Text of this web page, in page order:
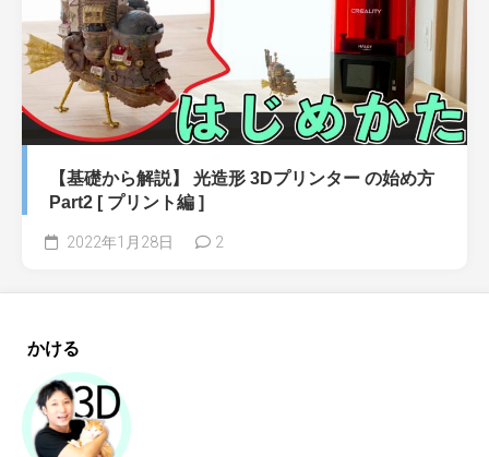
【基礎から解説】 光造形 3Dプリンター の始め方
Part2 [ プリント編 ]
2022年1月28日 2
かける